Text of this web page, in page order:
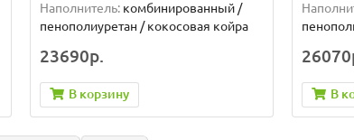
Наполнитель: комбинированный /
пенополиуретан / кокосовая койра
23690р.
В корзину В